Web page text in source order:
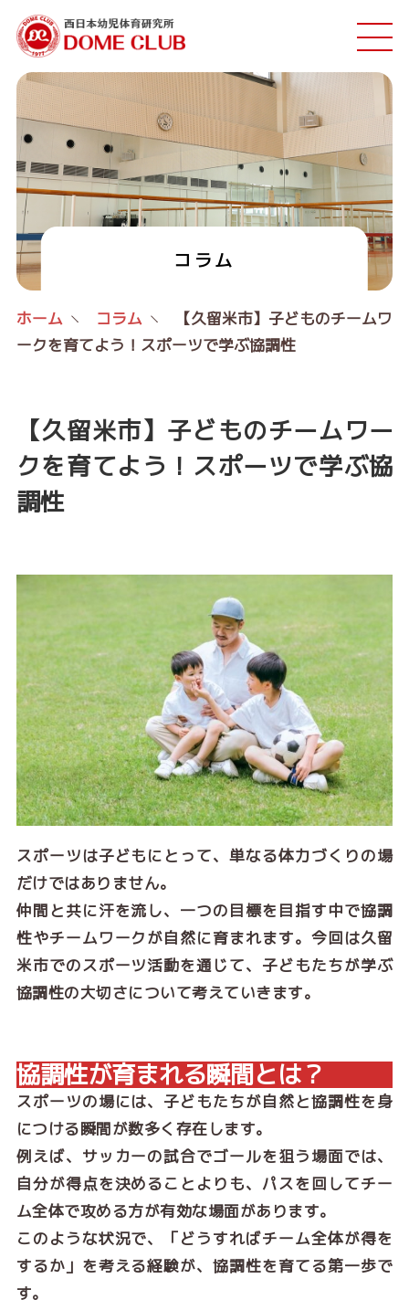
コラム
ホーム コラム
【久留米市】子どものチームワ
ークを育てよう！スポーツで学ぶ協調性
【久留米市】子どものチームワー
クを育てよう！スポーツで学ぶ協
調性
スポーツは子どもにとって、単なる体力づくりの場
だけではありません。
仲間と共に汗を流し、一つの目標を目指す中で協調
性やチームワークが自然に育まれます。今回は久留
米市でのスポーツ活動を通じて、子どもたちが学ぶ
協調性の大切さについて考えていきます。
協調性が育まれる瞬間とは？
スポーツの場には、子どもたちが自然と協調性を身
につける瞬間が数多く存在します。
例えば、サッカーの試合でゴールを狙う場面では、
自分が得点を決めることよりも、パスを回してチー
ム全体で攻める方が有効な場面があります。
このような状況で、「どうすればチーム全体が得を
するか」を考える経験が、協調性を育てる第一歩で
す。